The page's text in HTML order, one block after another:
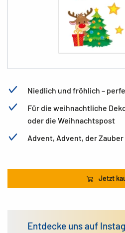
Niedlich und fröhlich –
Für die weihnachtliche
oder die Weihnachtspost
Advent, Advent, der
Jetzt
Entdecke uns auf